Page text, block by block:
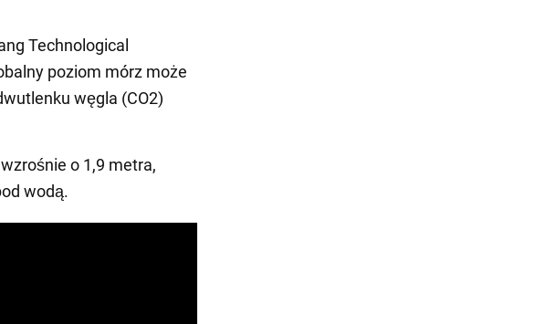
Technological
poziom mórz może
węgla (CO2)
o 1,9 metra,
wodą.